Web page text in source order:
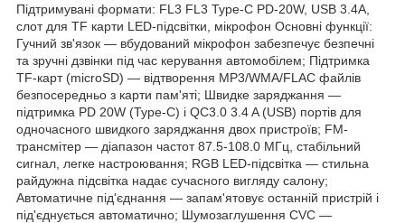
Підтримувані формати: FL3 FL3 Type-C PD-20W, USB 3.4А,
слот для TF карти LED-підсвітки, мікрофон Основні функції:
Гучний зв'язок — вбудований мікрофон забезпечує безпечні
та зручні дзвінки під час керування автомобілем; Підтримка
TF-карт (microSD) — відтворення MP3/WMA/FLAC файлів
безпосередньо з карти пам'яті; Швидке заряджання —
підтримка PD 20W (Type-C) і QC3.0 3.4 A (USB) портів для
одночасного швидкого заряджання двох пристроїв; FM-
трансмітер — діапазон частот 87.5-108.0 МГц, стабільний
сигнал, легке настроювання; RGB LED-підсвітка — стильна
райдужна підсвітка надає сучасного вигляду салону;
Автоматичне під'єднання — запам'ятовує останній пристрій і
під'єднується автоматично; Шумозаглушення CVC —